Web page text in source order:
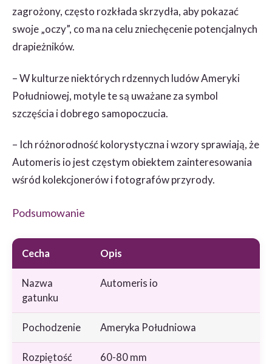
zagrożony, często rozkłada skrzydła, aby pokazać
swoje „oczy”, co ma na celu zniechęcenie potencjalnych
drapieżników.
– W kulturze niektórych rdzennych ludów Ameryki
Południowej, motyle te są uważane za symbol
szczęścia i dobrego samopoczucia.
– Ich różnorodność kolorystyczna i wzory sprawiają, że
Automeris io jest częstym obiektem zainteresowania
wśród kolekcjonerów i fotografów przyrody.
Podsumowanie
Cecha Opis
Nazwa
gatunku
Automeris io
Pochodzenie Ameryka Południowa
Rozpiętość
60-80 mm